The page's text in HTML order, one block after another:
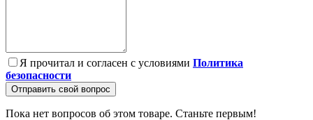
Я прочитал и согласен с условиями Политика
безопасности
Отправить свой вопрос
Пока нет вопросов об этом товаре. Станьте первым!